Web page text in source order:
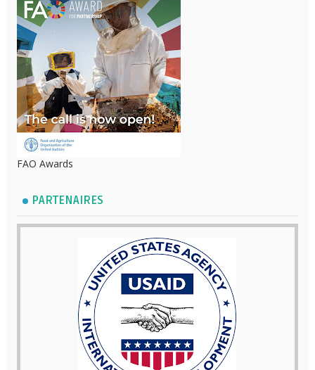
FAO Awards
PARTENAIRES